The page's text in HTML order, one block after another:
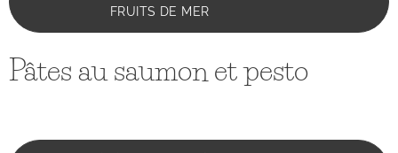
FRUITS DE MER
Pâtes au saumon et pesto